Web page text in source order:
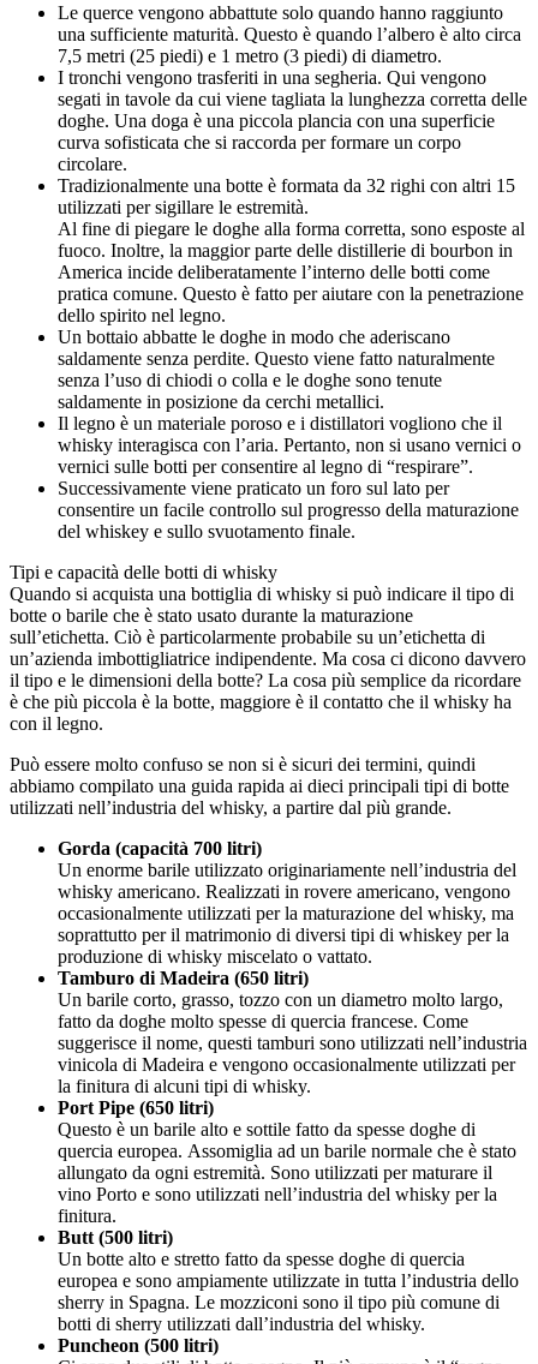
Le querce vengono abbattute solo quando hanno raggiunto
una sufficiente maturità. Questo è quando l’albero è alto circa
7,5 metri (25 piedi) e 1 metro (3 piedi) di diametro.
I tronchi vengono trasferiti in una segheria. Qui vengono
segati in tavole da cui viene tagliata la lunghezza corretta delle
doghe. Una doga è una piccola plancia con una superficie
curva sofisticata che si raccorda per formare un corpo
circolare.
Tradizionalmente una botte è formata da 32 righi con altri 15
utilizzati per sigillare le estremità.
Al fine di piegare le doghe alla forma corretta, sono esposte al
fuoco. Inoltre, la maggior parte delle distillerie di bourbon in
America incide deliberatamente l’interno delle botti come
pratica comune. Questo è fatto per aiutare con la penetrazione
dello spirito nel legno.
Un bottaio abbatte le doghe in modo che aderiscano
saldamente senza perdite. Questo viene fatto naturalmente
senza l’uso di chiodi o colla e le doghe sono tenute
saldamente in posizione da cerchi metallici.
Il legno è un materiale poroso e i distillatori vogliono che il
whisky interagisca con l’aria. Pertanto, non si usano vernici o
vernici sulle botti per consentire al legno di “respirare”.
Successivamente viene praticato un foro sul lato per
consentire un facile controllo sul progresso della maturazione
del whiskey e sullo svuotamento finale.
Tipi e capacità delle botti di whisky
Quando si acquista una bottiglia di whisky si può indicare il tipo di
botte o barile che è stato usato durante la maturazione
sull’etichetta. Ciò è particolarmente probabile su un’etichetta di
un’azienda imbottigliatrice indipendente. Ma cosa ci dicono davvero
il tipo e le dimensioni della botte? La cosa più semplice da ricordare
è che più piccola è la botte, maggiore è il contatto che il whisky ha
con il legno.
Può essere molto confuso se non si è sicuri dei termini, quindi
abbiamo compilato una guida rapida ai dieci principali tipi di botte
utilizzati nell’industria del whisky, a partire dal più grande.
Gorda (capacità 700 litri)
Un enorme barile utilizzato originariamente nell’industria del
whisky americano. Realizzati in rovere americano, vengono
occasionalmente utilizzati per la maturazione del whisky, ma
soprattutto per il matrimonio di diversi tipi di whiskey per la
produzione di whisky miscelato o vattato.
Tamburo di Madeira (650 litri)
Un barile corto, grasso, tozzo con un diametro molto largo,
fatto da doghe molto spesse di quercia francese. Come
suggerisce il nome, questi tamburi sono utilizzati nell’industria
vinicola di Madeira e vengono occasionalmente utilizzati per
la finitura di alcuni tipi di whisky.
Port Pipe (650 litri)
Questo è un barile alto e sottile fatto da spesse doghe di
quercia europea. Assomiglia ad un barile normale che è stato
allungato da ogni estremità. Sono utilizzati per maturare il
vino Porto e sono utilizzati nell’industria del whisky per la
finitura.
Butt (500 litri)
Un botte alto e stretto fatto da spesse doghe di quercia
europea e sono ampiamente utilizzate in tutta l’industria dello
sherry in Spagna. Le mozziconi sono il tipo più comune di
botti di sherry utilizzati dall’industria del whisky.
Puncheon (500 litri)